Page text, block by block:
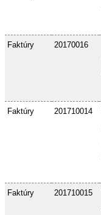
Faktúry 20170016
Faktúry 201710014
Faktúry 201710015